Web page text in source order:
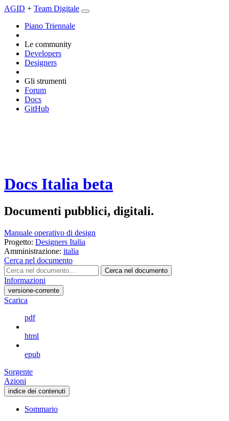
AGID + Team Digitale
Piano Triennale
Le community
Developers
Designers
Gli strumenti
Forum
Docs
GitHub
Docs Italia beta
Documenti pubblici, digitali.
Manuale operativo di design
Progetto: Designers Italia
Amministrazione: italia
Cerca nel documento
Cerca nel documento
Informazioni
versione-corrente
Scarica
pdf
html
epub
Sorgente
Azioni
indice dei contenuti
Sommario